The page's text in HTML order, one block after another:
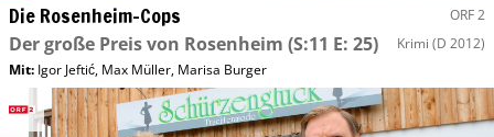
Die Rosenheim-Cops ORF 2
Der große Preis von Rosenheim (S:11 E: 25) Krimi (D 2012)
Mit: Igor Jeftić, Max Müller, Marisa Burger